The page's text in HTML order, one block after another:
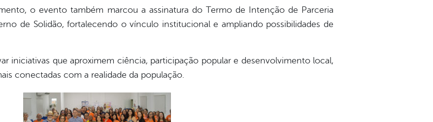
o evento também marcou a assinatura do Termo de Intenção de Parceria
de Solidão, fortalecendo o vínculo institucional e ampliando possibilidades de
iniciativas que aproximem ciência, participação popular e desenvolvimento local,
conectadas com a realidade da população.